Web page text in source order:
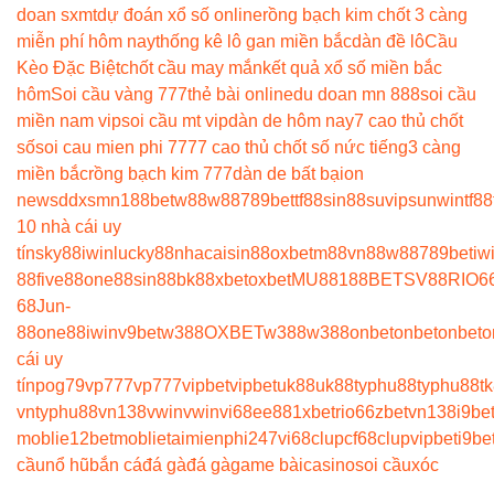
doan sxmtdự đoán xổ số onlinerồng bạch kim chốt 3 càng
miễn phí hôm naythống kê lô gan miền bắcdàn đề lôCầu
Kèo Đặc Biệtchốt cầu may mắnkết quả xổ số miền bắc
hômSoi cầu vàng 777thẻ bài onlinedu doan mn 888soi cầu
miền nam vipsoi cầu mt vipdàn de hôm nay7 cao thủ chốt
sốsoi cau mien phi 7777 cao thủ chốt số nức tiếng3 càng
miền bắcrồng bạch kim 777dàn de bất bạion
newsddxsmn188betw88w88789bettf88sin88suvipsunwintf88
10 nhà cái uy
tínsky88iwin lucky88nhacaisin88oxbetm88vn88w88789bet
88five88one88sin88bk88xbetoxbetMU88188BETSV88
68Jun-
88one88iwinv9betw388OXBETw388w388onbetonbetonbet
cái uy
tínpog79vp777vp777vipbetvipbetuk88uk88typhu88typhu88
vntyphu88vn138vwinvwinvi68ee881xbetrio66zbetvn138
moblie12betmoblietaimienphi247vi68clupcf68clupvipbet
cầunổ hũbắn cáđá gàđá gàgame bàicasinosoi cầuxóc